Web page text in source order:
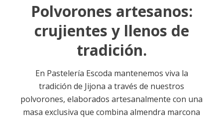
Polvorones artesanos:
crujientes y llenos de
tradición.
En Pastelería Escoda mantenemos viva la
tradición de Jijona a través de nuestros
polvorones, elaborados artesanalmente con una
masa exclusiva que combina almendra marcona